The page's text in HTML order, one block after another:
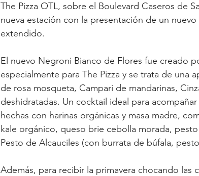
The Pizza OTL, sobre el Boulevard Caseros de
nueva estación con la presentación de un
extendido.
El nuevo Negroni Bianco de Flores fue creado
especialmente para The Pizza y se trata de una
de rosa mosqueta, Campari de mandarinas,
deshidratadas. Un cocktail ideal para
hechas con harinas orgánicas y masa madre,
kale orgánico, queso brie cebolla morada,
Pesto de Alcauciles (con burrata de búfala,
Además, para recibir la primavera chocando las